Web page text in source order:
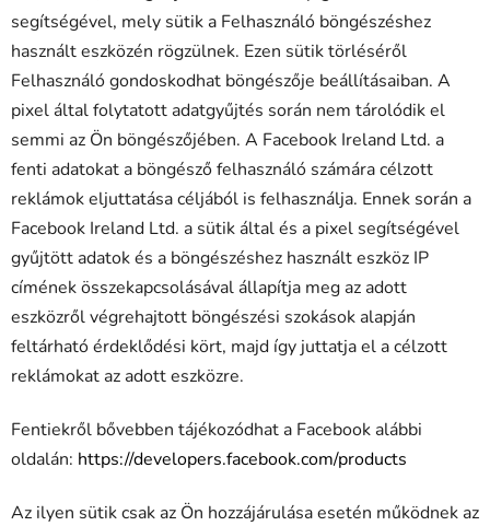
segítségével, mely sütik a Felhasználó böngészéshez
használt eszközén rögzülnek. Ezen sütik törléséről
Felhasználó gondoskodhat böngészője beállításaiban. A
pixel által folytatott adatgyűjtés során nem tárolódik el
semmi az Ön böngészőjében. A Facebook Ireland Ltd. a
fenti adatokat a böngésző felhasználó számára célzott
reklámok eljuttatása céljából is felhasználja. Ennek során a
Facebook Ireland Ltd. a sütik által és a pixel segítségével
gyűjtött adatok és a böngészéshez használt eszköz IP
címének összekapcsolásával állapítja meg az adott
eszközről végrehajtott böngészési szokások alapján
feltárható érdeklődési kört, majd így juttatja el a célzott
reklámokat az adott eszközre.
Fentiekről bővebben tájékozódhat a Facebook alábbi
oldalán: https://developers.facebook.com/products
Az ilyen sütik csak az Ön hozzájárulása esetén működnek az